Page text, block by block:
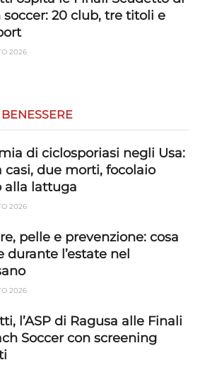
soccer: 20 club, tre titoli e
2026
di ciclosporiasi negli Usa:
casi, due morti, focolaio
alla lattuga
2026
pelle e prevenzione: cosa
durante l’estate nel
2026
l’ASP di Ragusa alle Finali
Soccer con screening